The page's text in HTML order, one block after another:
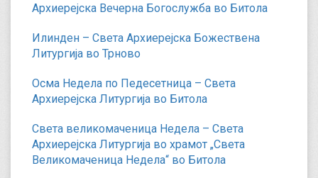
Архиерејска Вечерна Богослужба во Битола
Илинден – Света Архиерејска Божествена
Литургија во Трново
Осма Недела по Педесетница – Света
Архиерејска Литургија во Битола
Света великомаченица Недела – Света
Архиерејска Литургија во храмот „Света
Великомаченица Недела“ во Битола